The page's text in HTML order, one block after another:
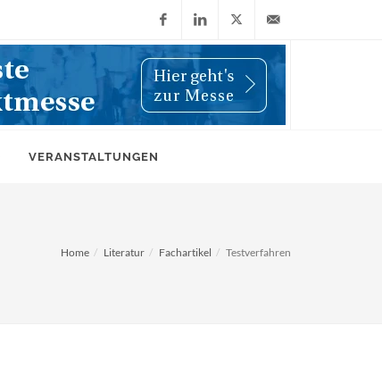
FacebookLinkedIn
X
(Twitter)
info@wiwi-
VERANSTALTUNGEN
Home Literatur Fachartikel Testverfahren